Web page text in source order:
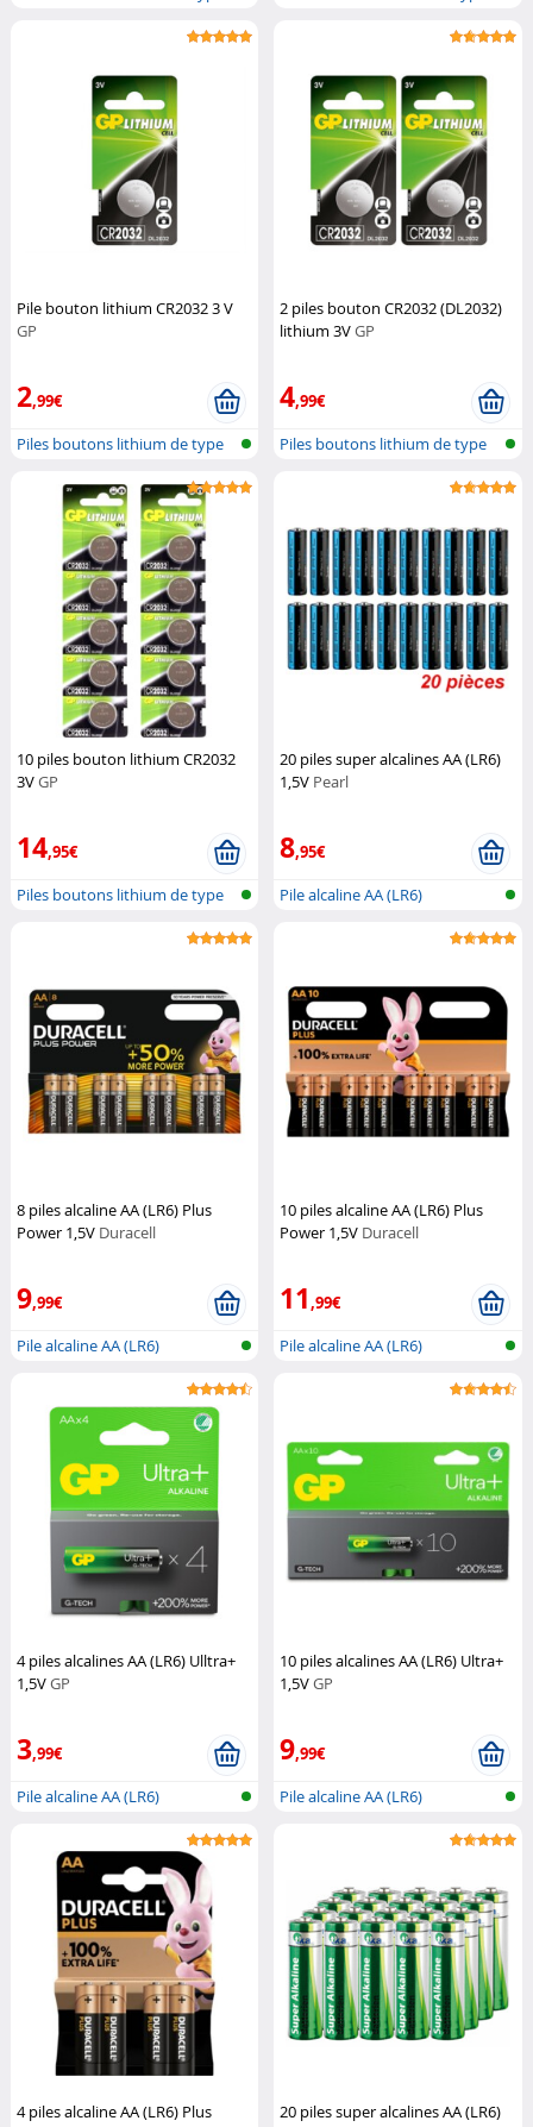
Pile bouton lithium CR2032 3 V
GP
2,99€
Piles boutons lithium de type
2 piles bouton CR2032 (DL2032)
lithium 3VGP
4,99€
Piles boutons lithium de type
10 piles bouton lithium CR2032
3VGP
14,95€
Piles boutons lithium de type
20 piles super alcalines AA (LR6)
1,5V Pearl
8,95€
Pile alcaline AA (LR6)
8 piles alcaline AA (LR6) Plus
Power 1,5V Duracell
9,99€
Pile alcaline AA (LR6)
10 piles alcaline AA (LR6) Plus
Power 1,5V Duracell
11,99€
Pile alcaline AA (LR6)
4 piles alcalines AA (LR6) Ulltra+
1,5VGP
3,99€
Pile alcaline AA (LR6)
10 piles alcalines AA (LR6) Ultra+
1,5VGP
9,99€
Pile alcaline AA (LR6)
4 piles alcaline AA (LR6) Plus
20 piles super alcalines AA (LR6)